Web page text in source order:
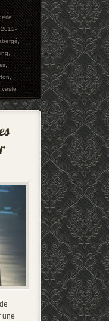
,
,
,
,
,
veste
une